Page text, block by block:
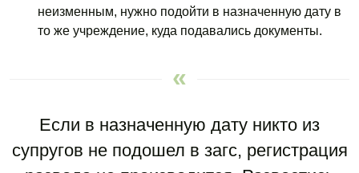
неизменным, нужно подойти в назначенную дату в
то же учреждение, куда подавались документы.
Если в назначенную дату никто из
супругов не подошел в загс, регистрация